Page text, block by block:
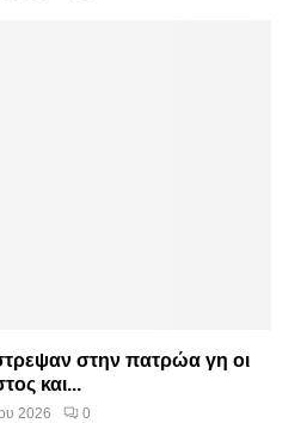
στην πατρώα γη οι
και...
2026 0